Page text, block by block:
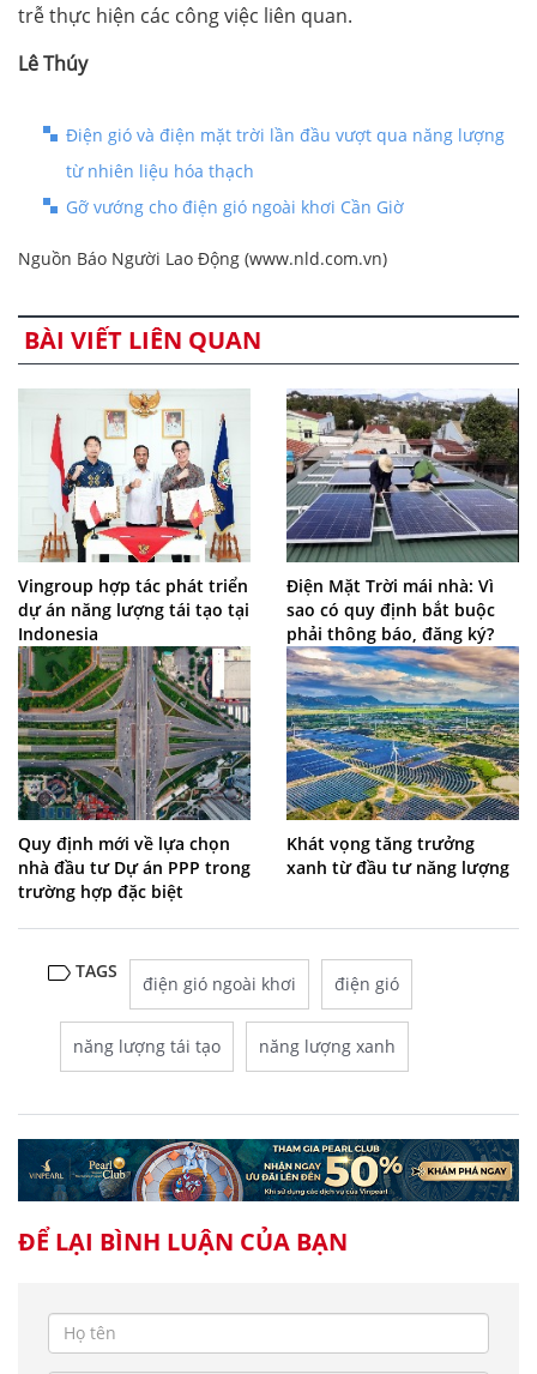
trễ thực hiện các công việc liên quan.
Lê Thúy
Điện gió và điện mặt trời lần đầu vượt qua năng lượng
từ nhiên liệu hóa thạch
Gỡ vướng cho điện gió ngoài khơi Cần Giờ
Nguồn Báo Người Lao Động (www.nld.com.vn)
BÀI VIẾT LIÊN QUAN
Vingroup hợp tác phát triển
dự án năng lượng tái tạo tại
Indonesia
Điện Mặt Trời mái nhà: Vì
sao có quy định bắt buộc
phải thông báo, đăng ký?
Quy định mới về lựa chọn
nhà đầu tư Dự án PPP trong
trường hợp đặc biệt
Khát vọng tăng trưởng
xanh từ đầu tư năng lượng
TAGS
điện gió ngoài khơi điện gió
năng lượng tái tạo năng lượng xanh
ĐỂ LẠI BÌNH LUẬN CỦA BẠN